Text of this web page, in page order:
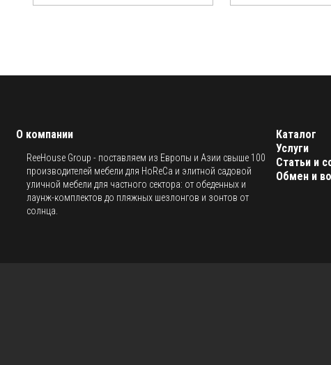
О компании
ReeHouse Group - поставляем из Европы и Азии свыше 100
производителей мебели для HoReCa и элитной садовой
уличной мебели для частного сектора: от обеденных и
лаунж-комплектов до пляжных шезлонгов и зонтов от
солнца.
Каталог
Услуги
Статьи и
Обмен и